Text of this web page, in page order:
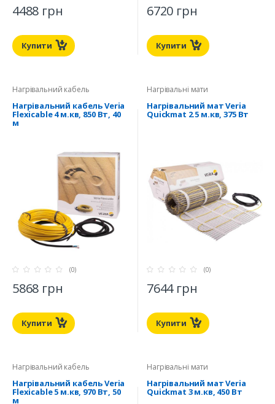
4488 грн
Купити
6720 грн
Купити
Нагрівальний кабель
Нагрівальний кабель Veria
Flexicable 4 м.кв, 850 Вт, 40
м
(0)
5868 грн
Купити
Нагрівальні мати
Нагрівальний мат Veria
Quickmat 2.5 м.кв, 375 Вт
(0)
7644 грн
Купити
Нагрівальний кабель
Нагрівальний кабель Veria
Flexicable 5 м.кв, 970 Вт, 50
м
Нагрівальні мати
Нагрівальний мат Veria
Quickmat 3 м.кв, 450 Вт